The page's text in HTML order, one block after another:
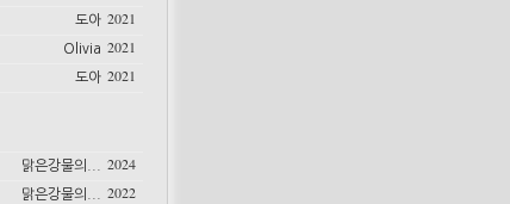
2021
도아
2021
Olivia
2021
도아
2024
맑은강물의...
2022
맑은강물의...